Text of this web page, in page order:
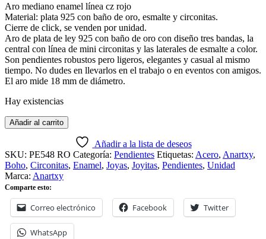
original
era:
16,00€.
actual
es:
8,00€.
Aro mediano enamel línea cz rojo
Material: plata 925 con baño de oro, esmalte y circonitas.
Cierre de click, se venden por unidad.
Aro de plata de ley 925 con baño de oro con diseño tres bandas, la
central con línea de mini circonitas y las laterales de esmalte a color.
Son pendientes robustos pero ligeros, elegantes y casual al mismo
tiempo. No dudes en llevarlos en el trabajo o en eventos con amigos.
El aro mide 18 mm de diámetro.
Hay existencias
Añadir al carrito
Añadir a la lista de deseos
SKU: PE548 RO Categoría: Pendientes Etiquetas: Acero, Anartxy,
Boho, Circonitas, Enamel, Joyas, Joyitas, Pendientes, Unidad
Marca: Anartxy
Comparte esto:
Correo electrónico Facebook Twitter
WhatsApp